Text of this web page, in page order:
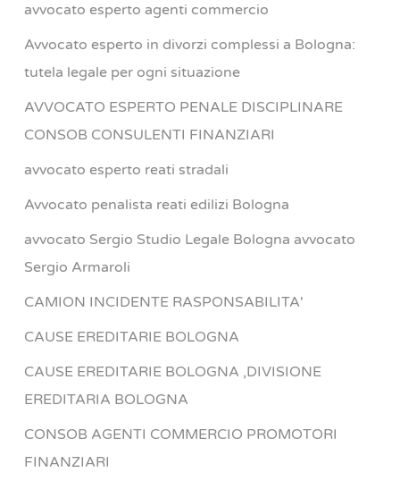
avvocato esperto agenti commercio
Avvocato esperto in divorzi complessi a Bologna:
tutela legale per ogni situazione
AVVOCATO ESPERTO PENALE DISCIPLINARE
CONSOB CONSULENTI FINANZIARI
avvocato esperto reati stradali
Avvocato penalista reati edilizi Bologna
avvocato Sergio Studio Legale Bologna avvocato
Sergio Armaroli
CAMION INCIDENTE RASPONSABILITA'
CAUSE EREDITARIE BOLOGNA
CAUSE EREDITARIE BOLOGNA ,DIVISIONE
EREDITARIA BOLOGNA
CONSOB AGENTI COMMERCIO PROMOTORI
FINANZIARI